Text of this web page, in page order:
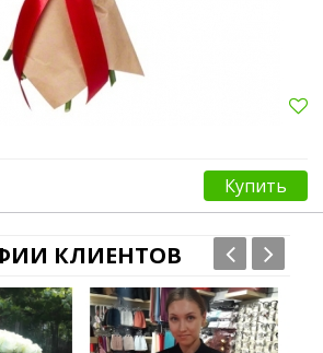
Купить
КЛИЕНТОВ